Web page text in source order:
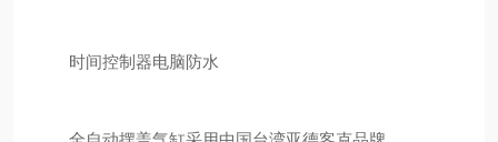
时间控制器电脑防水